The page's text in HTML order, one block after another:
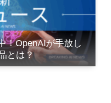
！OpenAIが手放し
とは？